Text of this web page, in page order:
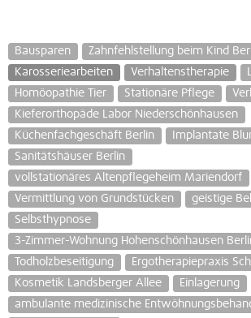
Bausparen
Zahnfehlstellung beim Kind
Karosseriearbeiten
Verhaltenstherapie
Homöopathie Tier
Stationäre Pflege
Kieferorthopäde Labor Niederschönhausen
Küchenfachgeschäft Berlin
Implantate
Sanitätshäuser Berlin
vollstationäres Altenpflegeheim Mariendorf
Vermittlung von Grundstücken
geistige
Selbsthypnose
3-Zimmer-Wohnung Hohenschönhausen
Todholzbeseitigung
Ergotherapiepraxis
Kosmetik Landsberger Allee
Einlagerung
ambulante medizinische